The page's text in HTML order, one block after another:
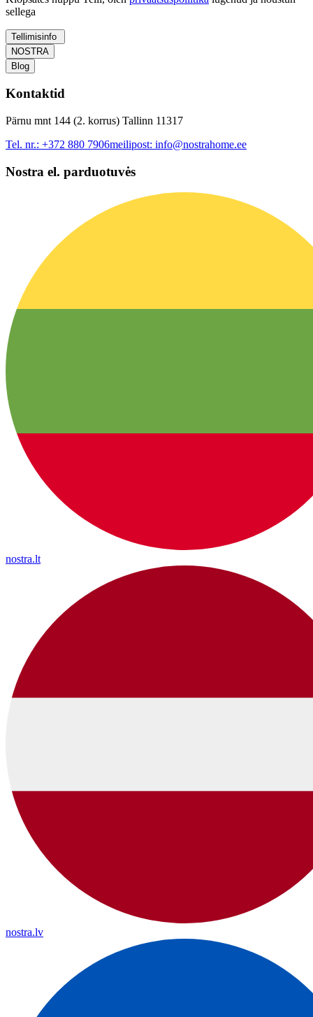
sellega
Tellimisinfo
NOSTRA
Blog
Kontaktid
Pärnu mnt 144 (2. korrus) Tallinn 11317
Tel. nr.: +372 880 7906meilipost: info@nostrahome.ee
Nostra el. parduotuvės
nostra.lt
nostra.lv